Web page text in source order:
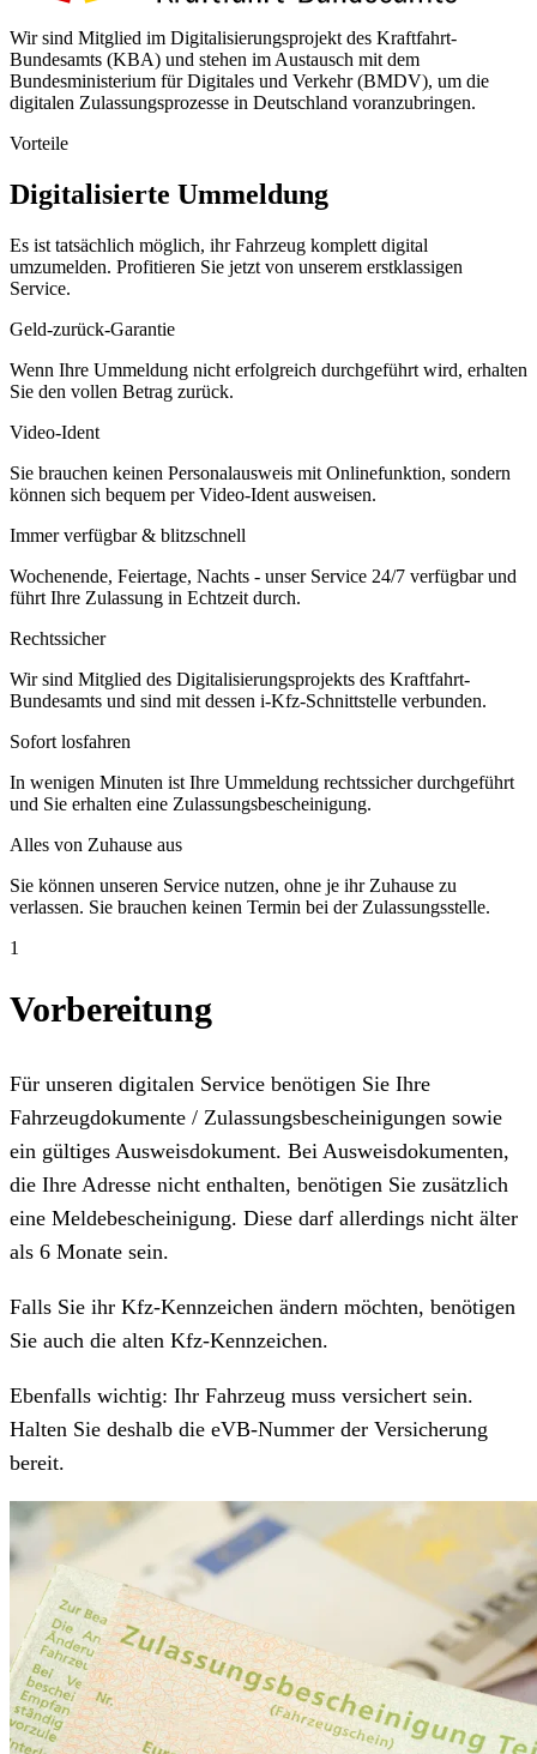
Wir sind Mitglied im Digitalisierungsprojekt des Kraftfahrt-
Bundesamts (KBA) und stehen im Austausch mit dem
Bundesministerium für Digitales und Verkehr (BMDV), um die
digitalen Zulassungsprozesse in Deutschland voranzubringen.
Vorteile
Digitalisierte Ummeldung
Es ist tatsächlich möglich, ihr Fahrzeug komplett digital
umzumelden. Profitieren Sie jetzt von unserem erstklassigen
Service.
Geld-zurück-Garantie
Wenn Ihre Ummeldung nicht erfolgreich durchgeführt wird, erhalten
Sie den vollen Betrag zurück.
Video-Ident
Sie brauchen keinen Personalausweis mit Onlinefunktion, sondern
können sich bequem per Video-Ident ausweisen.
Immer verfügbar & blitzschnell
Wochenende, Feiertage, Nachts - unser Service 24/7 verfügbar und
führt Ihre Zulassung in Echtzeit durch.
Rechtssicher
Wir sind Mitglied des Digitalisierungsprojekts des Kraftfahrt-
Bundesamts und sind mit dessen i-Kfz-Schnittstelle verbunden.
Sofort losfahren
In wenigen Minuten ist Ihre Ummeldung rechtssicher durchgeführt
und Sie erhalten eine Zulassungsbescheinigung.
Alles von Zuhause aus
Sie können unseren Service nutzen, ohne je ihr Zuhause zu
verlassen. Sie brauchen keinen Termin bei der Zulassungsstelle.
1
Vorbereitung
Für unseren digitalen Service benötigen Sie Ihre
Fahrzeugdokumente / Zulassungsbescheinigungen sowie
ein gültiges Ausweisdokument. Bei Ausweisdokumenten,
die Ihre Adresse nicht enthalten, benötigen Sie zusätzlich
eine Meldebescheinigung. Diese darf allerdings nicht älter
als 6 Monate sein.
Falls Sie ihr Kfz-Kennzeichen ändern möchten, benötigen
Sie auch die alten Kfz-Kennzeichen.
Ebenfalls wichtig: Ihr Fahrzeug muss versichert sein.
Halten Sie deshalb die eVB-Nummer der Versicherung
bereit.